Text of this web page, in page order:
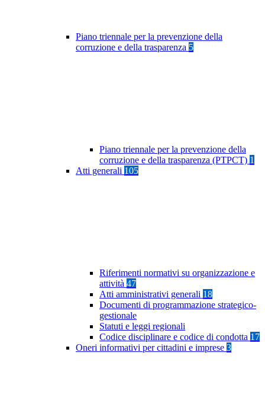
Piano triennale per la prevenzione della
corruzione e della trasparenza 5
Piano triennale per la prevenzione della
corruzione e della trasparenza (PTPCT) 1
Atti generali 105
Riferimenti normativi su organizzazione e
attività 47
Atti amministrativi generali 18
Documenti di programmazione strategico-
gestionale
Statuti e leggi regionali
Codice disciplinare e codice di condotta 17
Oneri informativi per cittadini e imprese 3